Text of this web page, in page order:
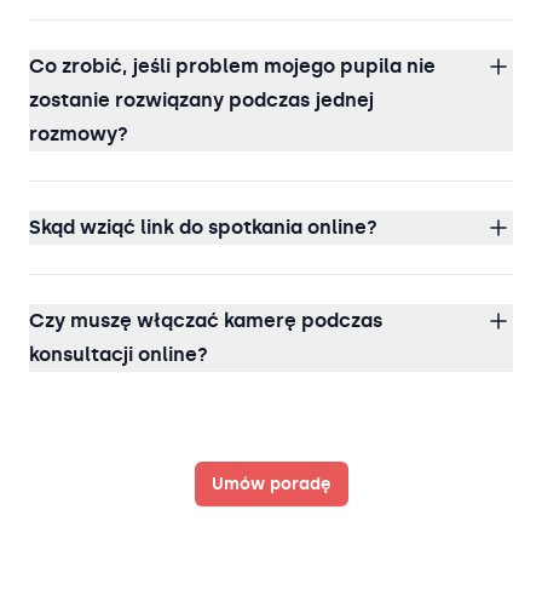
Co zrobić, jeśli problem mojego pupila nie
zostanie rozwiązany podczas jednej
rozmowy?
Skąd wziąć link do spotkania online?
Czy muszę włączać kamerę podczas
konsultacji online?
Umów poradę